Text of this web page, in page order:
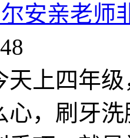
安亲老师
天上四年
心，刷牙